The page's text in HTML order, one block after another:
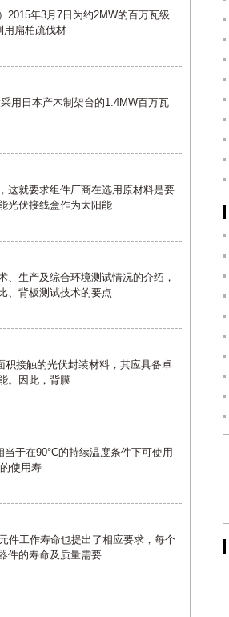
2015年3月7日为约2MW的百万瓦级
用扁柏疏伐材
用日本产木制架台的1.4MW百万瓦
这就要求组件厂商在选用原材料是要
光伏接线盒作为太阳能
生产及综合环境测试情况的介绍，
、背板测试技术的要点
接触的光伏封装材料，其应具备卓
。因此，背膜
于在90°C的持续温度条件下可使用
使用寿
件工作寿命也提出了相应要求，每个
件的寿命及质量需要